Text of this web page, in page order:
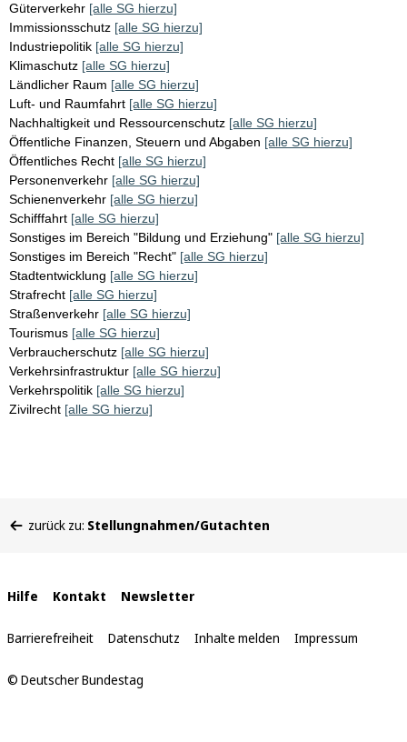
Güterverkehr [alle SG hierzu]
Immissionsschutz [alle SG hierzu]
Industriepolitik [alle SG hierzu]
Klimaschutz [alle SG hierzu]
Ländlicher Raum [alle SG hierzu]
Luft- und Raumfahrt [alle SG hierzu]
Nachhaltigkeit und Ressourcenschutz [alle SG hierzu]
Öffentliche Finanzen, Steuern und Abgaben [alle SG hierzu]
Öffentliches Recht [alle SG hierzu]
Personenverkehr [alle SG hierzu]
Schienenverkehr [alle SG hierzu]
Schifffahrt [alle SG hierzu]
Sonstiges im Bereich "Bildung und Erziehung" [alle SG hierzu]
Sonstiges im Bereich "Recht" [alle SG hierzu]
Stadtentwicklung [alle SG hierzu]
Strafrecht [alle SG hierzu]
Straßenverkehr [alle SG hierzu]
Tourismus [alle SG hierzu]
Verbraucherschutz [alle SG hierzu]
Verkehrsinfrastruktur [alle SG hierzu]
Verkehrspolitik [alle SG hierzu]
Zivilrecht [alle SG hierzu]
befinden
zurück zu: Stellungnahmen/Gutachten
Interne
Links
Hilfe Kontakt Newsletter
Barrierefreiheit Datenschutz Inhalte melden Impressum
© Deutscher Bundestag